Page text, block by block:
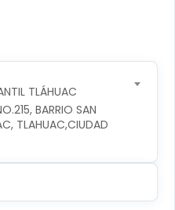
TLÁHUAC
BARRIO SAN
TLAHUAC,CIUDAD